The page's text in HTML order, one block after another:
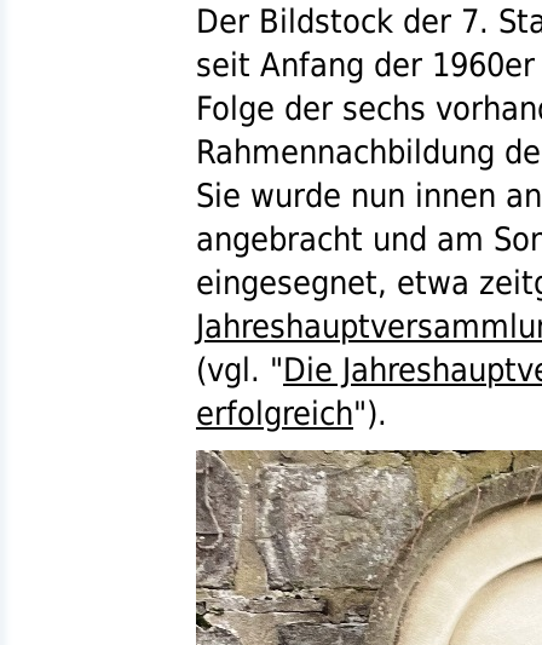
Der Bildstock der 7.
seit Anfang der
Folge der sechs
Rahmennachbildung
Sie wurde nun innen
angebracht und am
eingesegnet, etwa
(vgl. "Die
erfolgreich").